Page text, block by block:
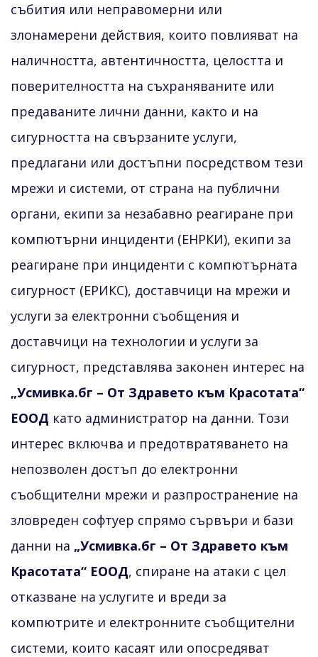
събития или неправомерни или
злонамерени действия, които повлияват на
наличността, автентичността, целостта и
поверителността на съхраняваните или
предаваните лични данни, както и на
сигурността на свързаните услуги,
предлагани или достъпни посредством тези
мрежи и системи, от страна на публични
органи, екипи за незабавно реагиране при
компютърни инциденти (ЕНРКИ), екипи за
реагиране при инциденти с компютърната
сигурност (ЕРИКС), доставчици на мрежи и
услуги за електронни съобщения и
доставчици на технологии и услуги за
сигурност, представлява законен интерес на
„Усмивка.бг – От Здравето към Красотата“
ЕООД като администратор на данни. Този
интерес включва и предотвратяването на
непозволен достъп до електронни
съобщителни мрежи и разпространение на
зловреден софтуер спрямо сървъри и бази
данни на „Усмивка.бг – От Здравето към
Красотата“ ЕООД, спиране на атаки с цел
отказване на услугите и вреди за
компютрите и електронните съобщителни
системи, които касаят или опосредяват